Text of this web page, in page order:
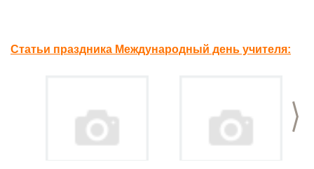
Статьи праздника Международный день учителя:
>